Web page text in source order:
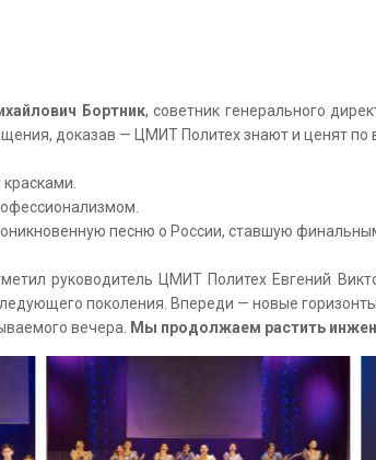
Бортник, советник генерального
доказав — ЦМИТ Политех знают и ценят по
песню о России, ставшую
руководитель ЦМИТ Политех Евгений
поколения. Впереди — новые
вечера.
Мы продолжаем растить